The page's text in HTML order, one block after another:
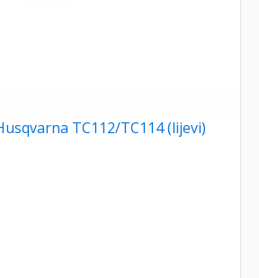
TC112/TC114 (lijevi)